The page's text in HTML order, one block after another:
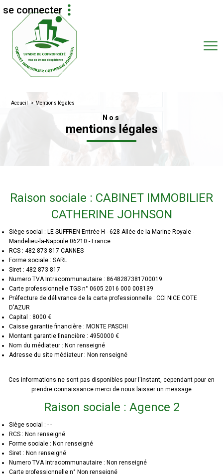
se connecter
espace
coproprietaires
Accueil Mentions légales
Nos
mentions légales
Raison sociale : CABINET IMMOBILIER
CATHERINE JOHNSON
Siège social : LE SUFFREN Entrée H - 628 Allée de la Marine Royale -
Mandelieu-la-Napoule 06210 - France
RCS : 482 873 817 CANNES
Forme sociale : SARL
Siret : 482 873 817
Numero TVA Intracommunautaire : 8648287381700019
Carte professionnelle TGS n° 0605 2016 000 008139
Préfecture de délivrance de la carte professionnelle : CCI NICE COTE
D'AZUR
Capital : 8000 €
Caisse garantie financière : MONTE PASCHI
Montant garantie financière : 4950000 €
Nom du médiateur : Non renseigné
Adresse du site médiateur : Non renseigné
Ces informations ne sont pas disponibles pour l'instant, cependant pour en
prendre connaissance merci de nous laisser un message
Raison sociale : Agence 2
Siège social : - -
RCS : Non renseigné
Forme sociale : Non renseigné
Siret : Non renseigné
Numero TVA Intracommunautaire : Non renseigné
Carte professionnelle n° Non renseigné